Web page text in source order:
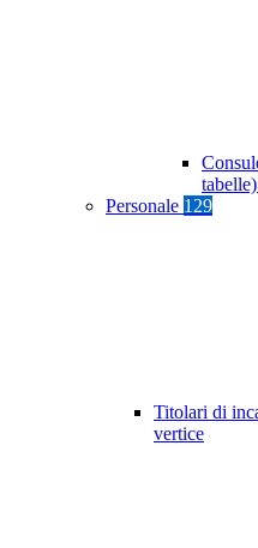
tabelle)
Personale 129
Titolari di
vertice